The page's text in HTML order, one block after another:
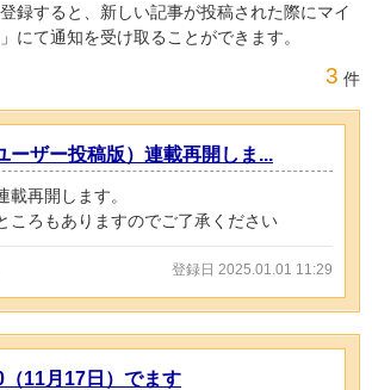
録すると、新しい記事が投稿された際にマイ
にて通知を受け取ることができます。
3 件
ーザー投稿版）連載再開しま...
載再開します。
ころもありますのでご了承ください
登録日 2025.01.01 11:29
（11月17日）でます